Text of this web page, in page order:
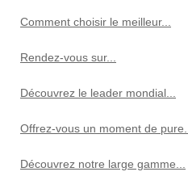
Comment choisir le meilleur...
Rendez-vous sur...
Découvrez le leader mondial...
Offrez-vous un moment de pure...
Découvrez notre large gamme...